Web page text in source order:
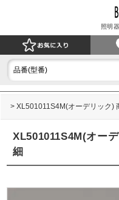
照明
XL501011S4M(オーデリック)
XL501011S4M(オー
細